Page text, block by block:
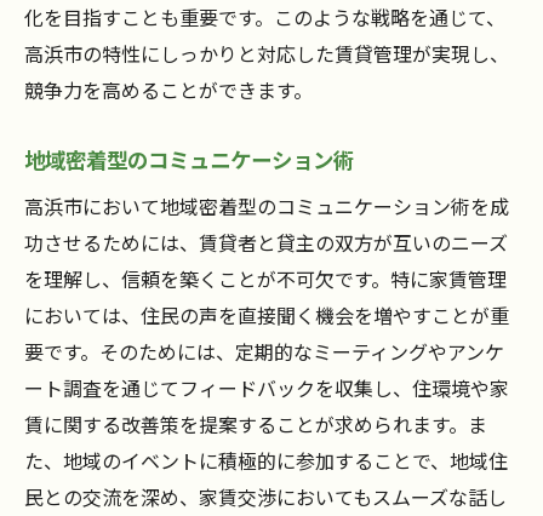
化を目指すことも重要です。このような戦略を通じて、
高浜市の特性にしっかりと対応した賃貸管理が実現し、
競争力を高めることができます。
地域密着型のコミュニケーション術
高浜市において地域密着型のコミュニケーション術を成
功させるためには、賃貸者と貸主の双方が互いのニーズ
を理解し、信頼を築くことが不可欠です。特に家賃管理
においては、住民の声を直接聞く機会を増やすことが重
要です。そのためには、定期的なミーティングやアンケ
ート調査を通じてフィードバックを収集し、住環境や家
賃に関する改善策を提案することが求められます。ま
た、地域のイベントに積極的に参加することで、地域住
民との交流を深め、家賃交渉においてもスムーズな話し